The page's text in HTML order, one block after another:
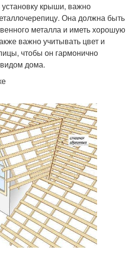
крыши, важно
Она должна быть
металла и иметь хорошую
важно учитывать цвет и
чтобы он гармонично
дома.